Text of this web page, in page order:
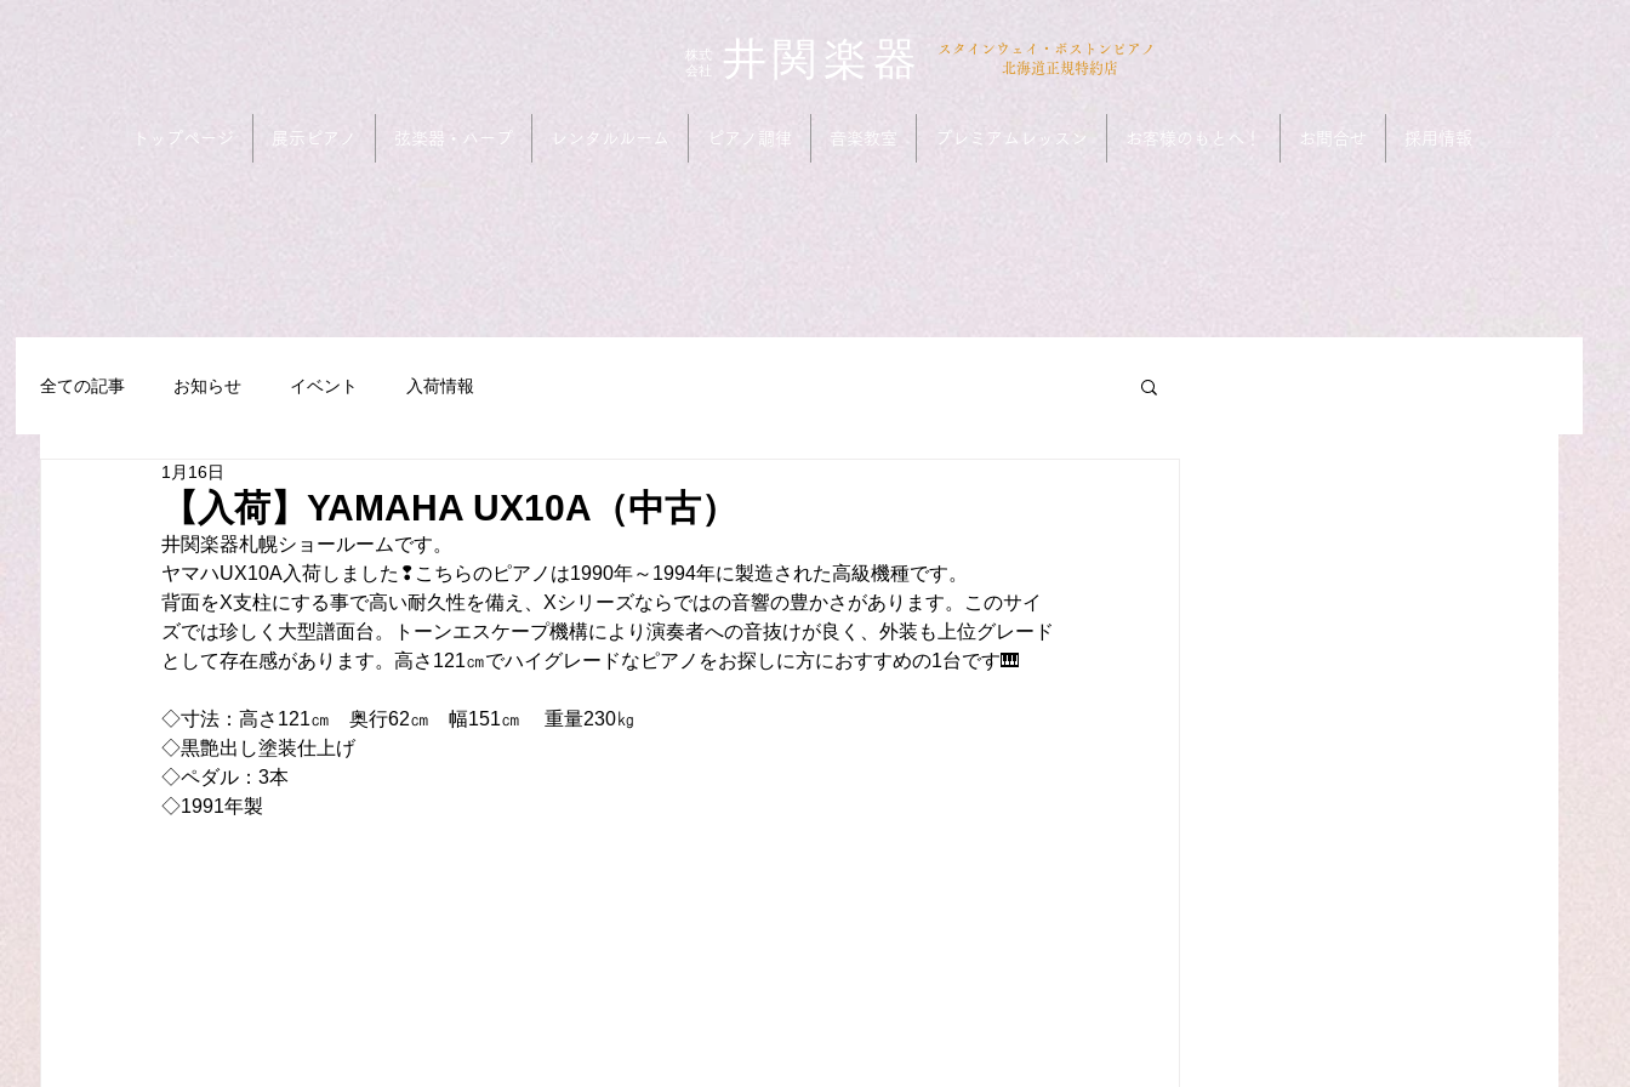
​株式
会社 井関楽器
​スタインウェイ・ボストンピアノ
北海道正規特約店
トップページ 展示ピアノ 弦楽器・ハープ レンタルルーム ピアノ調律 音楽教室 プレミアムレッスン お客様のもとへ！ お問合せ 採用情報
全ての記事 お知らせ イベント 入荷情報
【入荷】YAMAHA UX10A（中古）
1月16日
井関楽器札幌ショールームです。
ヤマハUX10A入荷しました❢こちらのピアノは1990年～1994年に製造された高級機種です。
背面をX支柱にする事で高い耐久性を備え、Xシリーズならではの音響の豊かさがあります。このサイ
ズでは珍しく大型譜面台。トーンエスケープ機構により演奏者への音抜けが良く、外装も上位グレード
として存在感があります。高さ121㎝でハイグレードなピアノをお探しに方におすすめの1台です🎹
◇寸法：高さ121㎝　奥行62㎝　幅151㎝ 　重量230㎏
◇黒艶出し塗装仕上げ
◇ペダル：3本
◇1991年製